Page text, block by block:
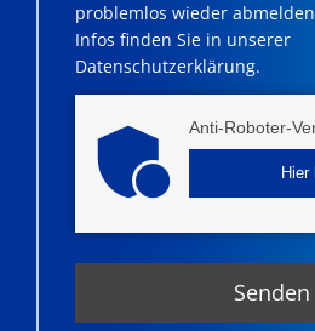
problemlos wieder
Infos finden Sie in unserer
Datenschutzerklärung.
Anti-Roboter-
Hier